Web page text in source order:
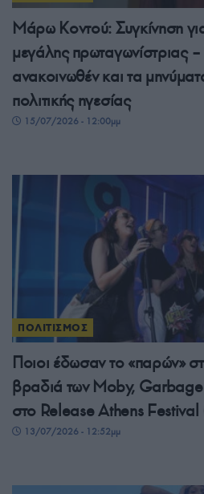
Μάρω Κοντού: Συγκίνηση
μεγάλης πρωταγωνίστριας –
ανακοινωθέν και τα
πολιτικής ηγεσίας
15/07/2026 - 12:00μμ
ΠΟΛΙΤΙΣΜΟΣ
Ποιοι έδωσαν το «παρών»
βραδιά των Moby,
στο Release Athens Festival
13/07/2026 - 12:52μμ